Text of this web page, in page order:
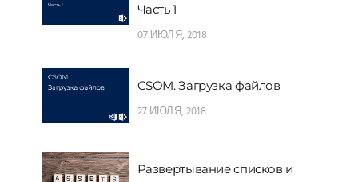
Часть 1
07 ИЮЛЯ, 2018
CSOM. Загрузка файлов
27 ИЮЛЯ, 2018
Развертывание списков и